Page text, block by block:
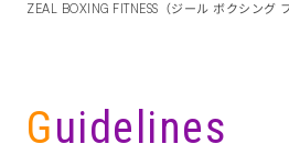
ZEAL BOXING FITNESS（ジール ボクシング
Guidelines